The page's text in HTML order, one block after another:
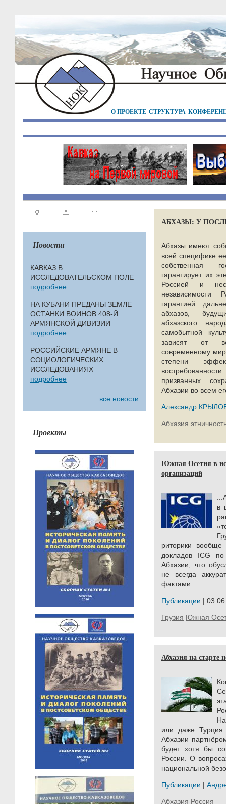
О ПРОЕКТЕ СТРУКТУРА
Новости
КАВКАЗ В
ИССЛЕДОВАТЕЛЬСКОМ ПОЛЕ
подробнее
НА КУБАНИ ПРЕДАНЫ ЗЕМЛЕ
ОСТАНКИ ВОИНОВ 408-Й
АРМЯНСКОЙ ДИВИЗИИ
подробнее
РОССИЙСКИЕ АРМЯНЕ В
СОЦИОЛОГИЧЕСКИХ
ИССЛЕДОВАНИЯХ
подробнее
все новости
Проекты
АБХАЗЫ: У
Абхазы имеют
всей специфике
собственная
гарантирует их
Россией и
независимости
гарантией
абхазов,
абхазского
самобытной
зависят от
современному
степени
призванных
Абхазии во всем
Александр
Абхазия
Южная Осетия в
организаций
в
риторики вообще
докладов ICG
Абхазии, что
не всегда
фактами...
Публикации |
Грузия Южная
Абхазия на старте
или даже Турция
Абхазии
будет хотя бы
России. О
национальной
Публикации |
Абхазия Россия